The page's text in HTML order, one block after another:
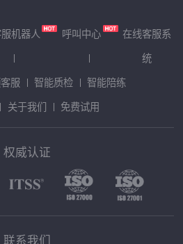
机器人 呼叫中心
在线客服系
统
服 智能质检
智能陪练
关于我们 免费试用
权威认证
联系我们